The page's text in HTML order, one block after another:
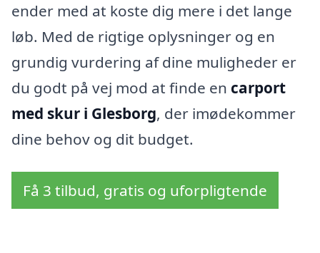
ender med at koste dig mere i det lange
løb. Med de rigtige oplysninger og en
grundig vurdering af dine muligheder er
du godt på vej mod at finde en carport
med skur i Glesborg, der imødekommer
dine behov og dit budget.
Få 3 tilbud, gratis og uforpligtende